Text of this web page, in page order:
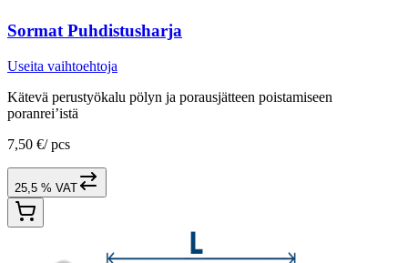
Sormat Puhdistusharja
Useita vaihtoehtoja
Kätevä perustyökalu pölyn ja porausjätteen poistamiseen
poranrei’istä
7,50 €/ pcs
25,5 % VAT